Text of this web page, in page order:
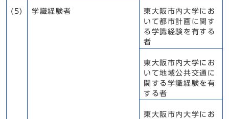
(5) 学識経験者
東大阪市内大学にお
いて都市計画に関す
る学識経験を有する
者
東大阪市内大学にお
いて地域公共交通に
関する学識経験を有
する者
東大阪市内大学にお